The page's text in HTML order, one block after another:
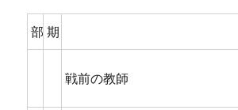
部 期
戦前の教師